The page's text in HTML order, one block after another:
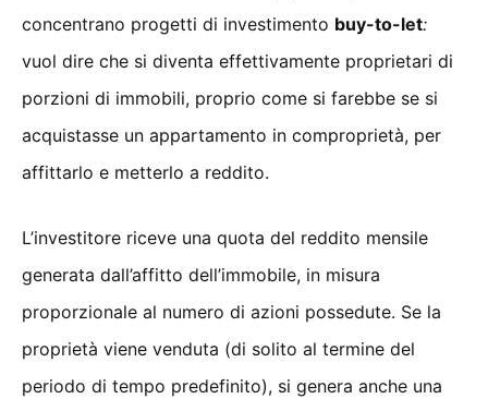
concentrano progetti di investimento buy-to-let:
vuol dire che si diventa effettivamente proprietari di
porzioni di immobili, proprio come si farebbe se si
acquistasse un appartamento in comproprietà, per
affittarlo e metterlo a reddito.
L’investitore riceve una quota del reddito mensile
generata dall’affitto dell’immobile, in misura
proporzionale al numero di azioni possedute. Se la
proprietà viene venduta (di solito al termine del
periodo di tempo predefinito), si genera anche una